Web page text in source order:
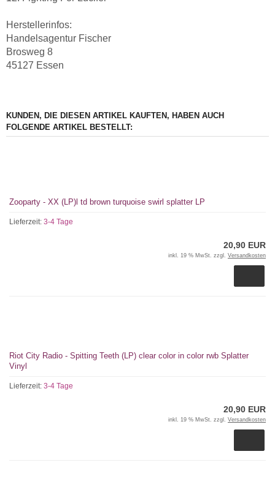
Herstellerinfos:
Handelsagentur Fischer
Brosweg 8
45127 Essen
KUNDEN, DIE DIESEN ARTIKEL KAUFTEN, HABEN AUCH
FOLGENDE ARTIKEL BESTELLT:
Zooparty - XX (LP)l td brown turquoise swirl splatter LP
Lieferzeit: 3-4 Tage
20,90 EUR
inkl. 19 % MwSt. zzgl. Versandkosten
Riot City Radio - Spitting Teeth (LP) clear color in color rwb Splatter
Vinyl
Lieferzeit: 3-4 Tage
20,90 EUR
inkl. 19 % MwSt. zzgl. Versandkosten